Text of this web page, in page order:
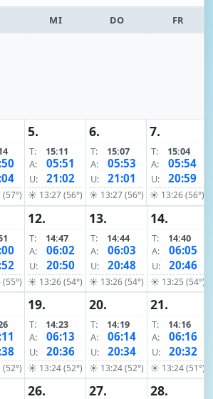
MI DO FR
5.
T:
15:11
A:
05:51
U: 21:02
☀ 13:27 (56°)
6.
T:
15:07
A:
05:53
U: 21:01
☀ 13:27 (56°)
7.
T:
15:04
A:
05:54
U: 20:59
☀ 13:26 (56°)
12.
T:
14:47
A:
06:02
U: 20:50
☀ 13:26 (54°)
13.
T:
14:44
A:
06:03
U: 20:48
☀ 13:26 (54°)
14.
T:
14:40
A:
06:05
U: 20:46
☀ 13:25 (54°)
19.
T:
14:23
A:
06:13
U: 20:36
☀ 13:24 (52°)
20.
T:
14:19
A:
06:14
U: 20:34
☀ 13:24 (52°)
21.
T:
14:16
A:
06:16
U: 20:32
☀ 13:24 (51°)
26. 27. 28.